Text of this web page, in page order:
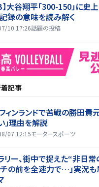
】大谷翔平「300-150」に史
録の意味を読み解く
10 17:26話題の投稿
記事
ィンランドで苦戦の勝田貴
」理由を解説
07 12:15モータースポーツ
リー、街中で捉えた“非日
チの前を全速力で…」実況